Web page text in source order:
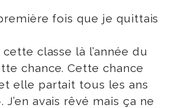
fois que je quittais
classe là l’année du
chance. Cette chance
elle partait tous les ans
avais rêvé mais ça ne